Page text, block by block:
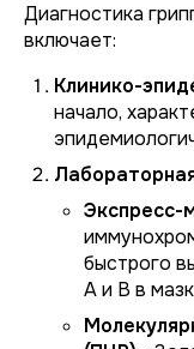
Диагностика
включает:
Клинико-
начало,
Экспресс-
быстрого
А и В в